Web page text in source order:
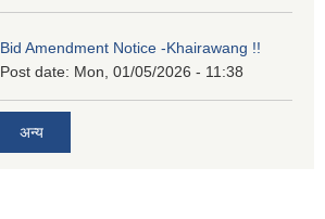
Bid Amendment Notice -Khairawang !!
Post date: Mon, 01/05/2026 - 11:38
अन्य